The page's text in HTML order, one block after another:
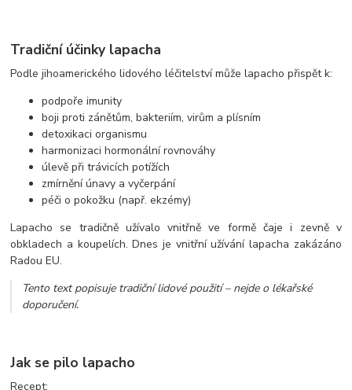
Tradiční účinky lapacha
Podle jihoamerického lidového léčitelství může lapacho přispět k:
podpoře imunity
boji proti zánětům, bakteriím, virům a plísním
detoxikaci organismu
harmonizaci hormonální rovnováhy
úlevě při trávicích potížích
zmírnění únavy a vyčerpání
péči o pokožku (např. ekzémy)
Lapacho se tradičně užívalo vnitřně ve formě čaje i zevně v
obkladech a koupelích. Dnes je vnitřní užívání lapacha zakázáno
Radou EU.
Tento text popisuje tradiční lidové použití – nejde o lékařské
doporučení.
Jak se pilo lapacho
Recept: